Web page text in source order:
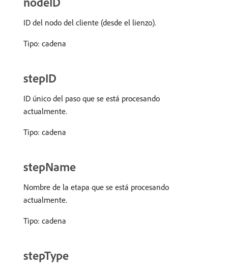
ID del nodo del cliente (desde el lienzo).
Tipo: cadena
stepID
ID único del paso que se está procesando
actualmente.
Tipo: cadena
stepName
Nombre de la etapa que se está procesando
actualmente.
Tipo: cadena
stepType